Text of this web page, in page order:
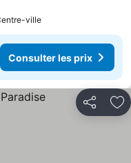
ville
Consulter les prix
Partager